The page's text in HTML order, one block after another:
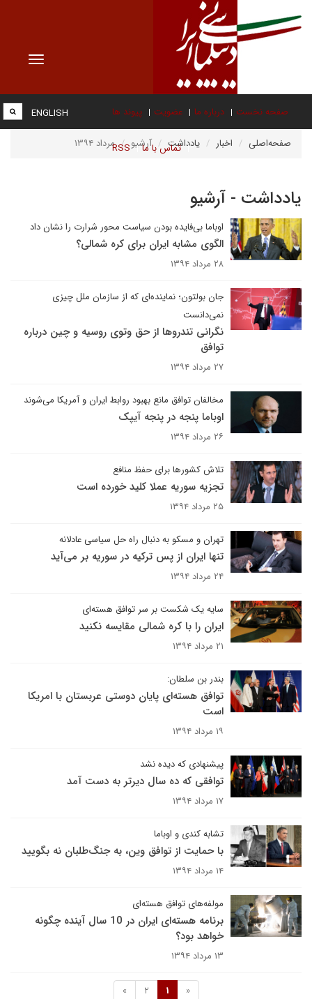
Toggle
صفحه نخست درباره ما عضویت پیوند ها
تماس با ما RSS
ENGLISH
صفحه‌اصلی اخبار یادداشت آرشیو مرداد ۱۳۹۴
یادداشت - آرشیو
اوباما بی‌فایده بودن سیاست محور شرارت را نشان داد
الگوی مشابه ایران برای کره شمالی؟
۲۸ مرداد ۱۳۹۴
جان بولتون؛ نماینده‌ای که از سازمان ملل چیزی
نمی‌دانست
نگرانی تندروها از حق وتوی روسیه و چین درباره
توافق
۲۷ مرداد ۱۳۹۴
مخالفان توافق مانع بهبود روابط ایران و آمریکا می‌شوند
اوباما پنجه در پنجه آیپک
۲۶ مرداد ۱۳۹۴
تلاش کشورها برای حفظ منافع
تجزیه سوریه عملا کلید خورده است
۲۵ مرداد ۱۳۹۴
تهران و مسکو به دنبال راه حل سیاسی عادلانه
تنها ایران از پس ترکیه در سوریه بر می‌آید
۲۴ مرداد ۱۳۹۴
سایه یک شکست بر سر توافق هسته‌ای
ایران را با کره شمالی مقایسه نکنید
۲۱ مرداد ۱۳۹۴
بندر بن سلطان:
توافق هسته‌ای پایان دوستی عربستان با امریکا
است
۱۹ مرداد ۱۳۹۴
پیشنهادی که دیده نشد
توافقی که ده سال دیرتر به دست آمد
۱۷ مرداد ۱۳۹۴
تشابه کندی و اوباما
با حمایت از توافق وین، به جنگ‌طلبان نه بگویید
۱۴ مرداد ۱۳۹۴
مولفه‌های توافق هسته‌ای
برنامه هسته‌ای ایران در 10 سال آینده چگونه
خواهد بود؟
۱۳ مرداد ۱۳۹۴
«
1
2
»